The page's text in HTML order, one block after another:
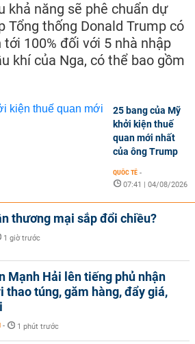
khả năng sẽ phê chuẩn dự
Tổng thống Donald Trump có
100% đối với 5 nhà nhập
khí của Nga, có thể bao gồm
25 bang của Mỹ
khởi kiện thuế
quan mới nhất
của ông Trump
QUỐC TẾ -
07:41 | 04/08/2026
thương mại sắp đổi chiều?
1 giờ trước
Mạnh Hải lên tiếng phủ nhận
thao túng, găm hàng, đẩy giá,
- 1 phút trước